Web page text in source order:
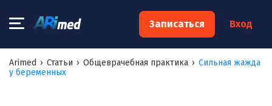
Записаться Вход
Arimed › Статьи › Общеврачебная практика › Сильная жажда
у беременных
×
Запишитесь на консультацию к